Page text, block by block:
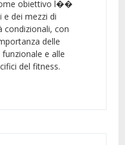
obiettivo l��
dei mezzi di
condizionali, con
delle
e alle
del fitness.